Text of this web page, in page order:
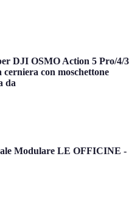
DJI OSMO Action 5 Pro/4/3
con moschettone
da
Modulare LE OFFICINE -